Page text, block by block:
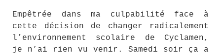
Empêtrée dans ma culpabilité face à
cette décision de changer radicalement
l’environnement scolaire de Cyclamen,
je n’ai rien vu venir. Samedi soir ça a